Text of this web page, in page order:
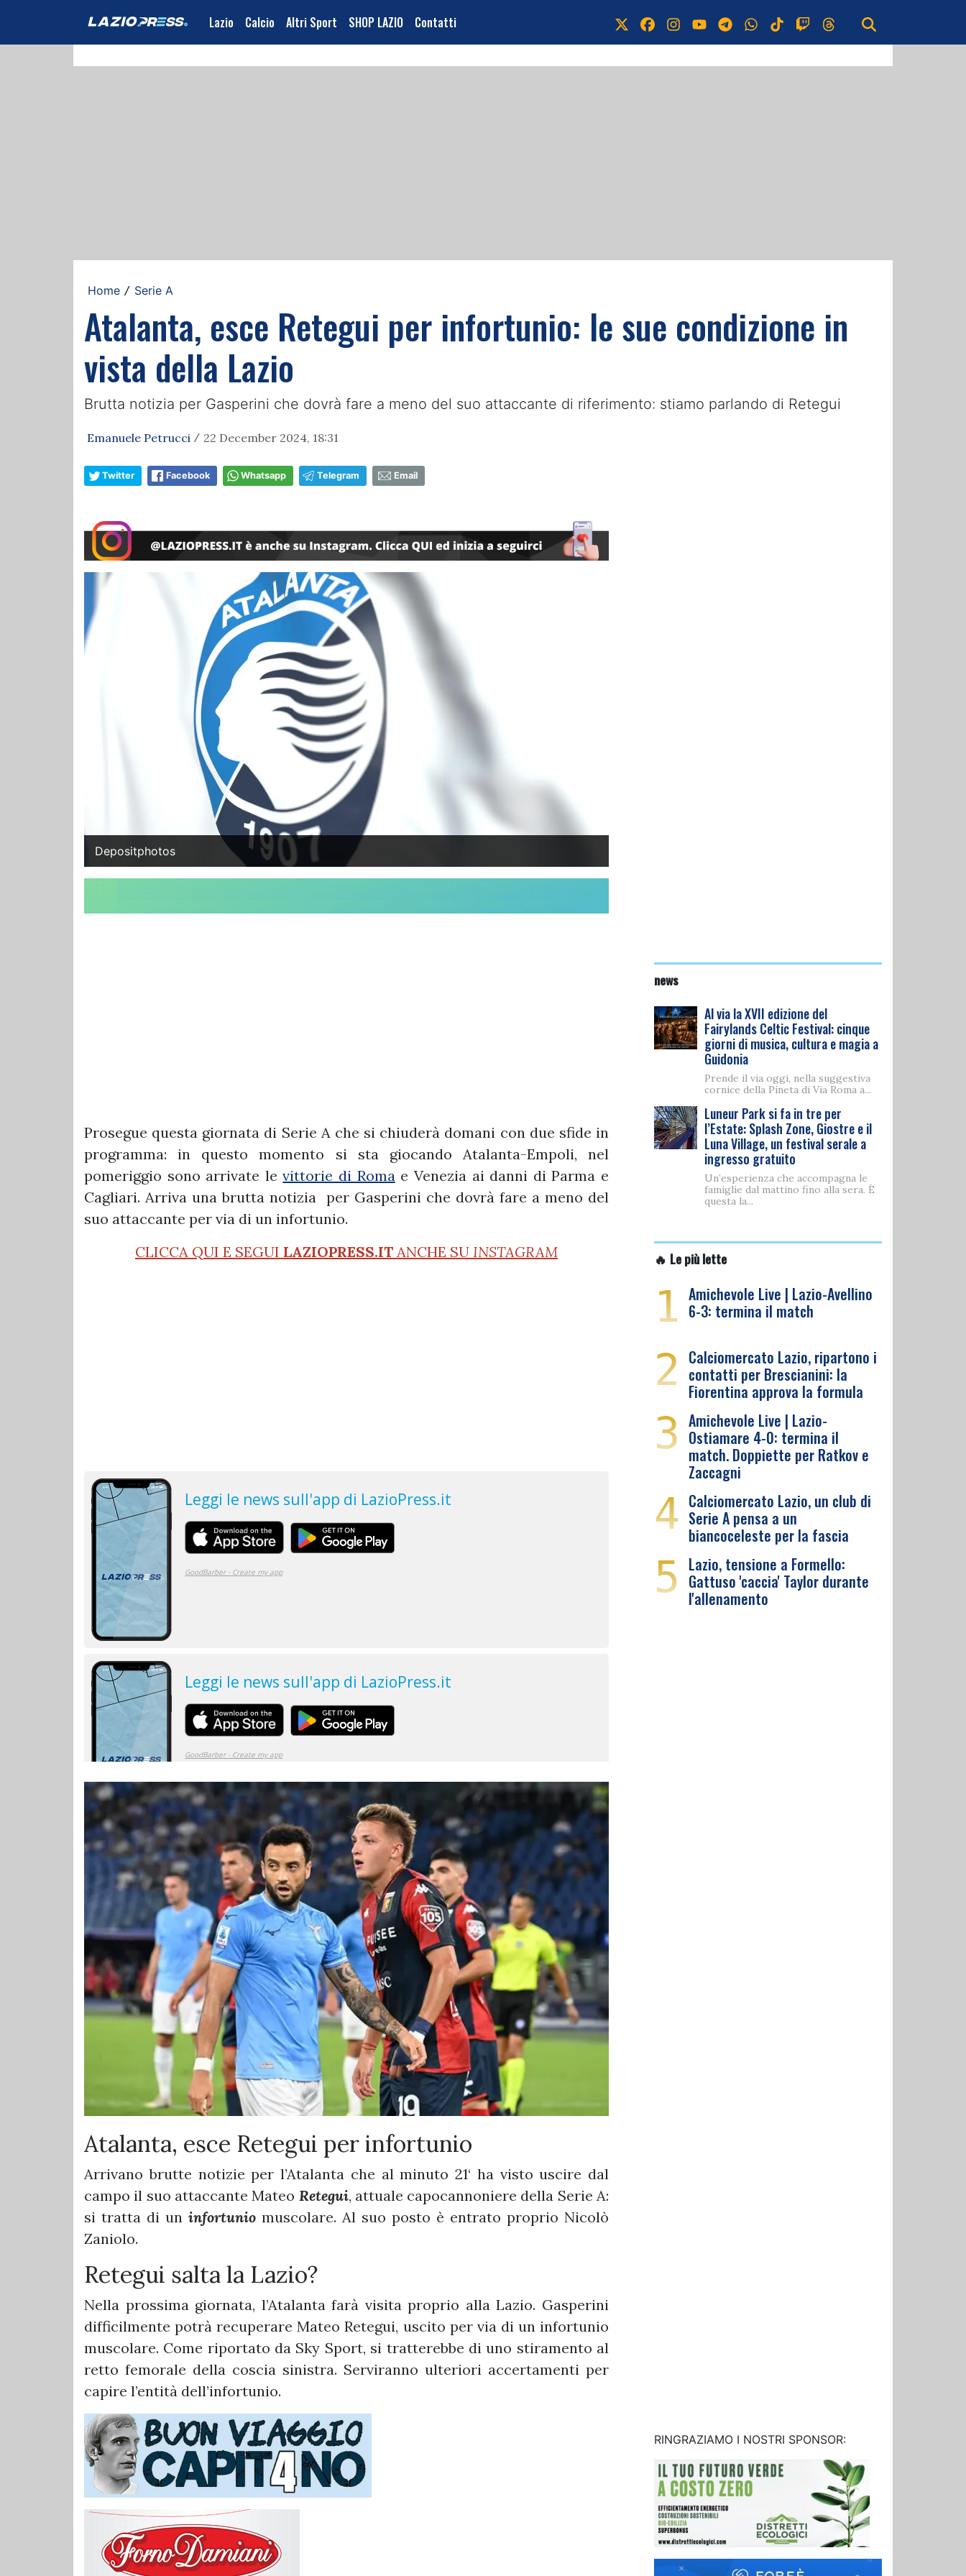
Lazio Calcio Altri Sport SHOP LAZIO Contatti
Home / Serie A
Atalanta, esce Retegui per infortunio: le sue condizione in
vista della Lazio
Brutta notizia per Gasperini che dovrà fare a meno del suo attaccante di riferimento: stiamo parlando di Retegui
Emanuele Petrucci / 22 December 2024, 18:31
Twitter Facebook Whatsapp Telegram Email
Depositphotos
Prosegue questa giornata di Serie A che si chiuderà domani con due sfide in
programma: in questo momento si sta giocando Atalanta-Empoli, nel
pomeriggio sono arrivate levittorie di Roma e Venezia ai danni di Parma e
Cagliari. Arriva una brutta notizia per Gasperini che dovrà fare a meno del
suo attaccante per via di un infortunio.
CLICCA QUI E SEGUI LAZIOPRESS.IT ANCHE SU INSTAGRAM
Atalanta, esce Retegui per infortunio
Arrivano brutte notizie per l’Atalanta che al minuto 21‘ ha visto uscire dal
campo il suo attaccante Mateo Retegui, attuale capocannoniere della Serie A:
si tratta di un infortunio muscolare. Al suo posto è entrato proprio Nicolò
Zaniolo.
Retegui salta la Lazio?
Nella prossima giornata, l’Atalanta farà visita proprio alla Lazio. Gasperini
difficilmente potrà recuperare Mateo Retegui, uscito per via di un infortunio
muscolare. Come riportato da Sky Sport, si tratterebbe di uno stiramento al
retto femorale della coscia sinistra. Serviranno ulteriori accertamenti per
capire l’entità dell’infortunio.
news
Al via la XVII edizione del
Fairylands Celtic Festival: cinque
giorni di musica, cultura e magia a
Guidonia
Prende il via oggi, nella suggestiva
cornice della Pineta di Via Roma a...
Luneur Park si fa in tre per
l’Estate: Splash Zone, Giostre e il
Luna Village, un festival serale a
ingresso gratuito
Un’esperienza che accompagna le
famiglie dal mattino fino alla sera. È
questa la...
🔥 Le più lette
1 Amichevole Live | Lazio-Avellino
6-3: termina il match
2 Calciomercato Lazio, ripartono i
contatti per Brescianini: la
Fiorentina approva la formula
3 Amichevole Live | Lazio-
Ostiamare 4-0: termina il
match. Doppiette per Ratkov e
Zaccagni
4 Calciomercato Lazio, un club di
Serie A pensa a un
biancoceleste per la fascia
5 Lazio, tensione a Formello:
Gattuso 'caccia' Taylor durante
l'allenamento
RINGRAZIAMO I NOSTRI SPONSOR: